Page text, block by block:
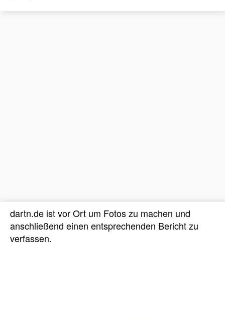
dartn.de ist vor Ort um Fotos zu machen und
anschließend einen entsprechenden Bericht zu
verfassen.